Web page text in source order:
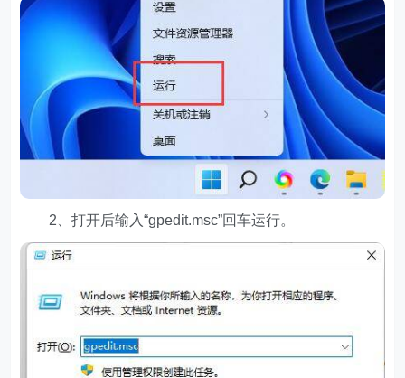
2、打开后输入“gpedit.msc”回车运行。